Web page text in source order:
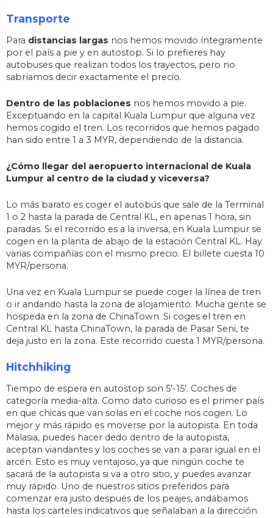
Transporte
Para distancias largas nos hemos movido íntegramente
por el país a pie y en autostop. Si lo prefieres hay
autobuses que realizan todos los trayectos, pero no
sabríamos decir exactamente el precio.
Dentro de las poblaciones nos hemos movido a pie.
Exceptuando en la capital Kuala Lumpur que alguna vez
hemos cogido el tren. Los recorridos que hemos pagado
han sido entre 1 a 3 MYR, dependiendo de la distancia.
¿Cómo llegar del aeropuerto internacional de Kuala
Lumpur al centro de la ciudad y viceversa?
Lo más barato es coger el autobús que sale de la Terminal
1 o 2 hasta la parada de Central KL, en apenas 1 hora, sin
paradas. Si el recorrido es a la inversa, en Kuala Lumpur se
cogen en la planta de abajo de la estación Central KL. Hay
varias compañías con el mismo precio. El billete cuesta 10
MYR/persona.
Una vez en Kuala Lumpur se puede coger la línea de tren
o ir andando hasta la zona de alojamiento. Mucha gente se
hospeda en la zona de ChinaTown. Si coges el tren en
Central KL hasta ChinaTown, la parada de Pasar Seni, te
deja justo en la zona. Este recorrido cuesta 1 MYR/persona.
Hitchhiking
Tiempo de espera en autostop son 5’-15’. Coches de
categoría media-alta. Como dato curioso es el primer país
en que chicas que van solas en el coche nos cogen. Lo
mejor y más rápido es moverse por la autopista. En toda
Malasia, puedes hacer dedo dentro de la autopista,
aceptan viandantes y los coches se van a parar igual en el
arcén. Esto es muy ventajoso, ya que ningún coche te
sacará de la autopista si va a otro sitio, y puedes avanzar
muy rápido. Uno de nuestros sitios preferidos para
comenzar era justo después de los peajes, andábamos
hasta los carteles indicativos que señalaban a la dirección